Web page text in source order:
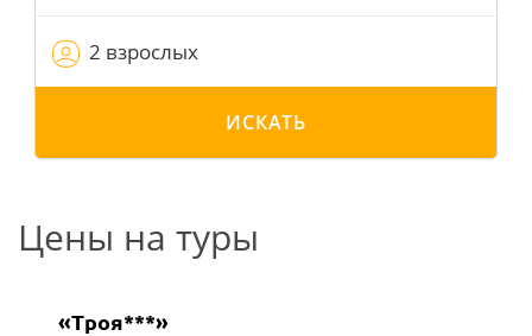
2 взрослых
ИСКАТЬ
Цены на туры
«Троя***»